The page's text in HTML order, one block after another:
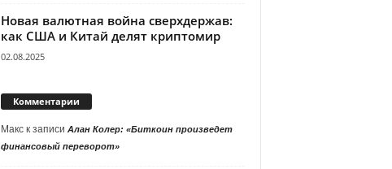
Новая валютная война сверхдержав:
как США и Китай делят криптомир
02.08.2025
Комментарии
Макск записи Алан Колер: «Биткоин произведет
финансовый переворот»